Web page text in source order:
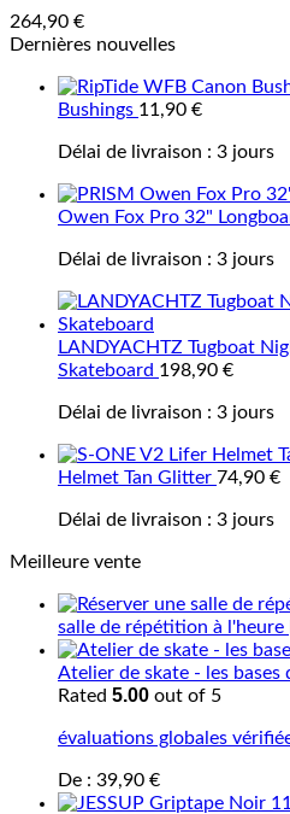
264,90 €
Dernières nouvelles
Bushings 11,90 €
Délai de livraison : 3 jours
Owen Fox Pro 32"
Délai de livraison : 3 jours
LANDYACHTZ Tugboat
Skateboard 198,90 €
Délai de livraison : 3 jours
Helmet Tan Glitter 74,90 €
Délai de livraison : 3 jours
Meilleure vente
salle de répétition à l'heure
Atelier de skate - les bases
Rated 5.00 out of 5
évaluations globales
De : 39,90 €